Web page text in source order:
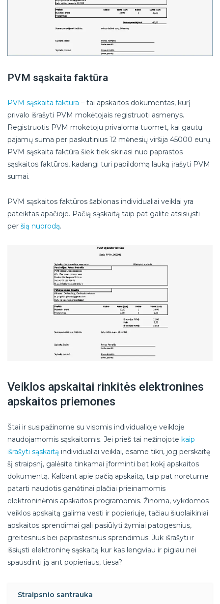
PVM sąskaita faktūra
PVM sąskaita faktūra – tai apskaitos dokumentas, kurį
privalo išrašyti PVM mokėtojais registruoti asmenys.
Registruotis PVM mokėtoju privaloma tuomet, kai gautų
pajamų suma per paskutinius 12 mėnesių viršija 45000 eurų.
PVM sąskaita faktūra šiek tiek skiriasi nuo paprastos
sąskaitos faktūros, kadangi turi papildomą lauką įrašyti PVM
sumai.
PVM sąskaitos faktūros šablonas individualiai veiklai yra
pateiktas apačioje. Pačią sąskaitą taip pat galite atsisiųsti
per šią nuorodą.
Veiklos apskaitai rinkitės elektronines
apskaitos priemones
Štai ir susipažinome su visomis individualioje veikloje
naudojamomis sąskaitomis. Jei prieš tai nežinojote kaip
išrašyti sąskaitą individualiai veiklai, esame tikri, jog perskaitę
šį straipsnį, galėsite tinkamai įforminti bet kokį apskaitos
dokumentą. Kalbant apie pačią apskaitą, taip pat norėtume
patarti naudotis ganėtinai plačiai prieinamomis
elektroninėmis apskaitos programomis. Žinoma, vykdomos
veiklos apskaitą galima vesti ir popieriuje, tačiau šiuolaikiniai
apskaitos sprendimai gali pasiūlyti žymiai patogesnius,
greitesnius bei paprastesnius sprendimus. Juk išrašyti ir
išsiųsti elektroninę sąskaitą kur kas lengviau ir pigiau nei
spausdinti ją ant popieriaus, tiesa?
Straipsnio santrauka